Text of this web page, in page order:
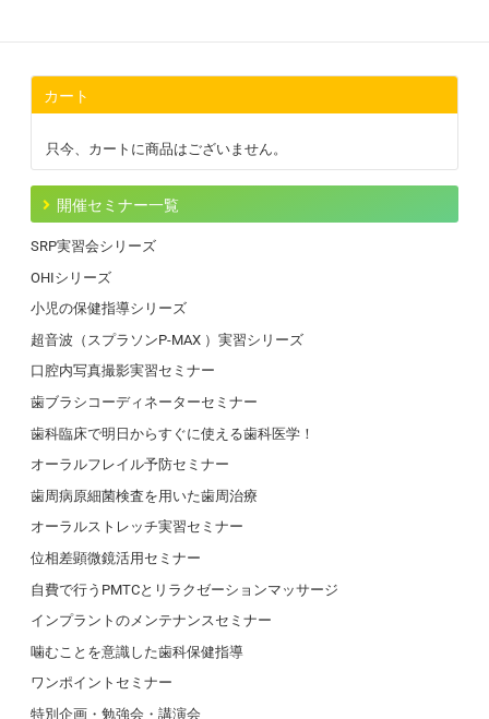
カート
只今、カートに商品はございません。
開催セミナー一覧
SRP実習会シリーズ
OHIシリーズ
小児の保健指導シリーズ
超音波（スプラソンP-MAX ）実習シリーズ
口腔内写真撮影実習セミナー
歯ブラシコーディネーターセミナー
歯科臨床で明日からすぐに使える歯科医学！
オーラルフレイル予防セミナー
歯周病原細菌検査を用いた歯周治療
オーラルストレッチ実習セミナー
位相差顕微鏡活用セミナー
自費で行うPMTCとリラクゼーションマッサージ
インプラントのメンテナンスセミナー
噛むことを意識した歯科保健指導
ワンポイントセミナー
特別企画・勉強会・講演会